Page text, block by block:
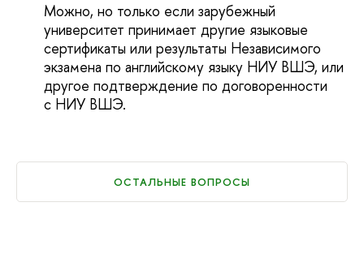
Можно, но только если зарубежный
университет принимает другие языковые
сертификаты или результаты Независимого
экзамена по английскому языку НИУ ВШЭ, или
другое подтверждение по договоренности
с НИУ ВШЭ.
ОСТАЛЬНЫЕ ВОПРОСЫ